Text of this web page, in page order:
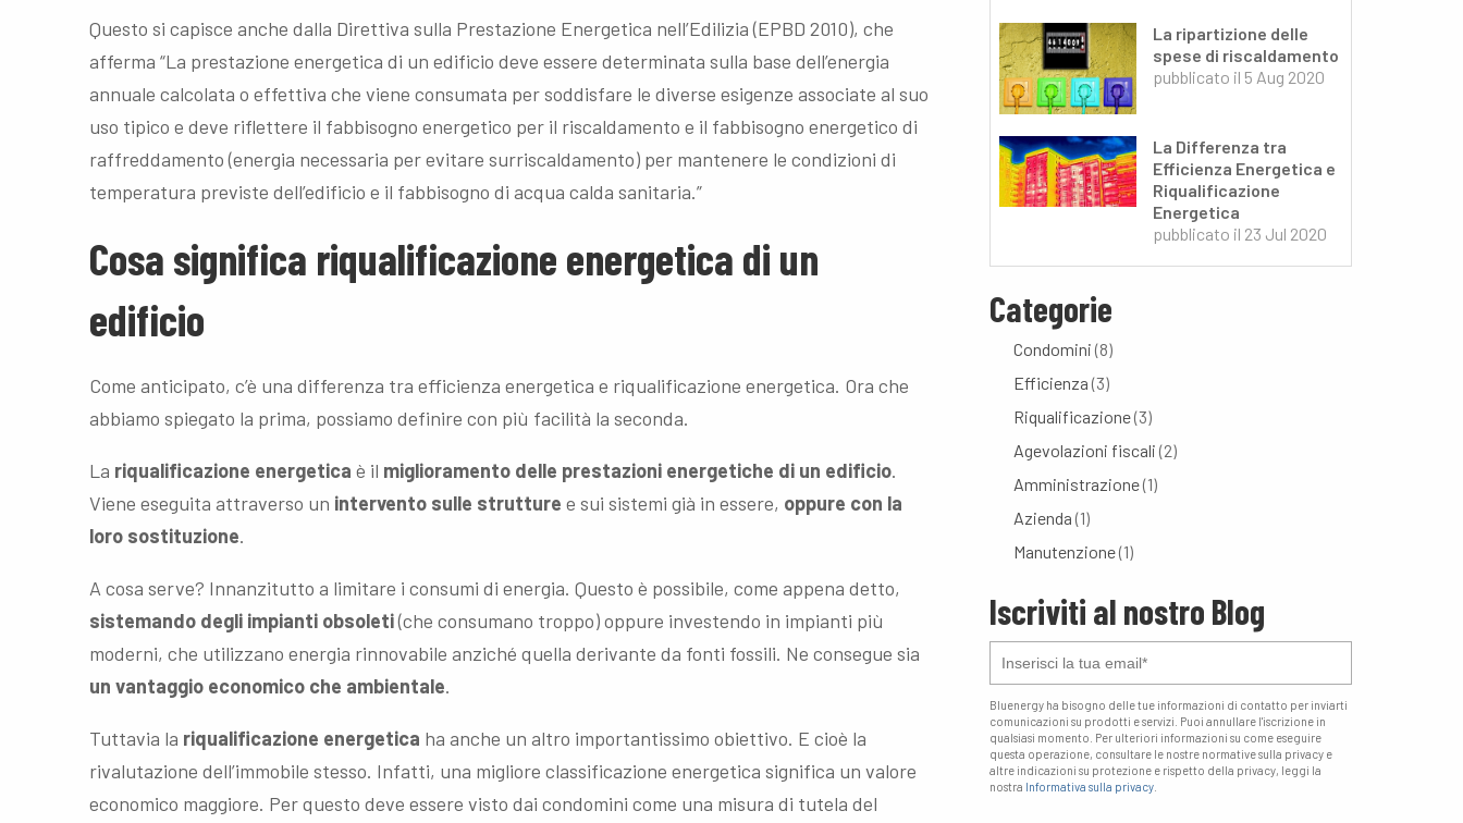
Questo si capisce anche dalla Direttiva sulla Prestazione Energetica nell’Edilizia (EPBD 2010), che
afferma “La prestazione energetica di un edificio deve essere determinata sulla base dell’energia
annuale calcolata o effettiva che viene consumata per soddisfare le diverse esigenze associate al suo
uso tipico e deve riflettere il fabbisogno energetico per il riscaldamento e il fabbisogno energetico di
raffreddamento (energia necessaria per evitare surriscaldamento) per mantenere le condizioni di
temperatura previste dell’edificio e il fabbisogno di acqua calda sanitaria.”
Cosa significa riqualificazione energetica di un
edificio
Come anticipato, c’è una differenza tra efficienza energetica e riqualificazione energetica. Ora che
abbiamo spiegato la prima, possiamo definire con più facilità la seconda.
La riqualificazione energeticaè il miglioramento delle prestazioni energetiche di un edificio.
Viene eseguita attraverso un intervento sulle strutture e sui sistemi già in essere, oppure con la
loro sostituzione.
A cosa serve? Innanzitutto a limitare i consumi di energia. Questo è possibile, come appena detto,
sistemando degli impianti obsoleti(che consumano troppo) oppure investendo in impianti più
moderni, che utilizzano energia rinnovabile anziché quella derivante da fonti fossili. Ne consegue sia
un vantaggio economico che ambientale.
Tuttavia la riqualificazione energetica ha anche un altro importantissimo obiettivo. E cioè la
rivalutazione dell’immobile stesso. Infatti, una migliore classificazione energetica significa un valore
economico maggiore. Per questo deve essere visto dai condomini come una misura di tutela del
La ripartizione delle
spese di riscaldamento
pubblicato il 5 Aug 2020
La Differenza tra
Efficienza Energetica e
Riqualificazione
Energetica
pubblicato il 23 Jul 2020
Categorie
Condomini (8)
Efficienza (3)
Riqualificazione(3)
Agevolazioni fiscali (2)
Amministrazione(1)
Azienda (1)
Manutenzione(1)
Iscriviti al nostro Blog
Bluenergy ha bisogno delle tue informazioni di contatto per inviarti
comunicazioni su prodotti e servizi. Puoi annullare l'iscrizione in
qualsiasi momento. Per ulteriori informazioni su come eseguire
questa operazione, consultare le nostre normative sulla privacy e
altre indicazioni su protezione e rispetto della privacy, leggi la
nostra Informativa sulla privacy.